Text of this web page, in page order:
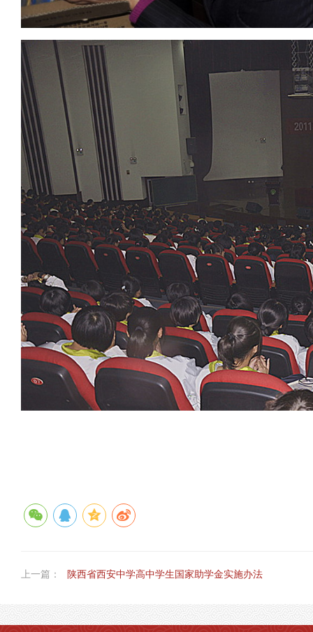
上一篇： 陕西省西安中学高中学生国家助学金实施办法